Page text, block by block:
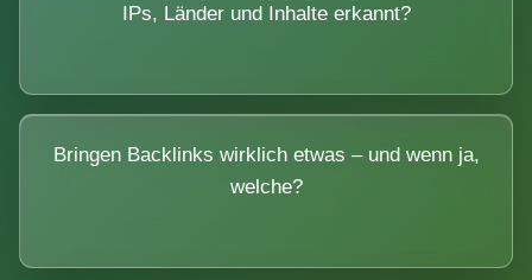
IPs, Länder und Inhalte erkannt?
Bringen Backlinks wirklich etwas – und wenn ja,
welche?